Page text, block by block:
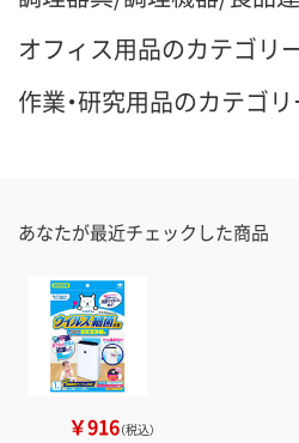
オフィス用品のカテゴリ
作業・研究用品のカテゴリ
あなたが最近チェックした商品
￥916（税込）